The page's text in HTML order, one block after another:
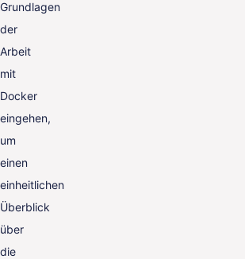
Grundlagen
der
Arbeit
mit
Docker
eingehen,
um
einen
einheitlichen
Überblick
über
die